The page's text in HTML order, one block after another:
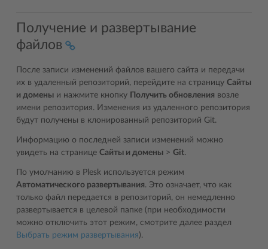
Получение и развертывание
файлов
После записи изменений файлов вашего сайта и передачи
их в удаленный репозиторий, перейдите на страницу Сайты
и домены и нажмите кнопку Получить обновления возле
имени репозитория. Изменения из удаленного репозитория
будут получены в клонированный репозиторий Git.
Информацию о последней записи изменений можно
увидеть на странице Сайты и домены > Git.
По умолчанию в Plesk используется режим
Автоматического развертывания. Это означает, что как
только файл передается в репозиторий, он немедленно
развертывается в целевой папке (при необходимости
можно отключить этот режим, смотрите далее раздел
Выбрать режим развертывания).